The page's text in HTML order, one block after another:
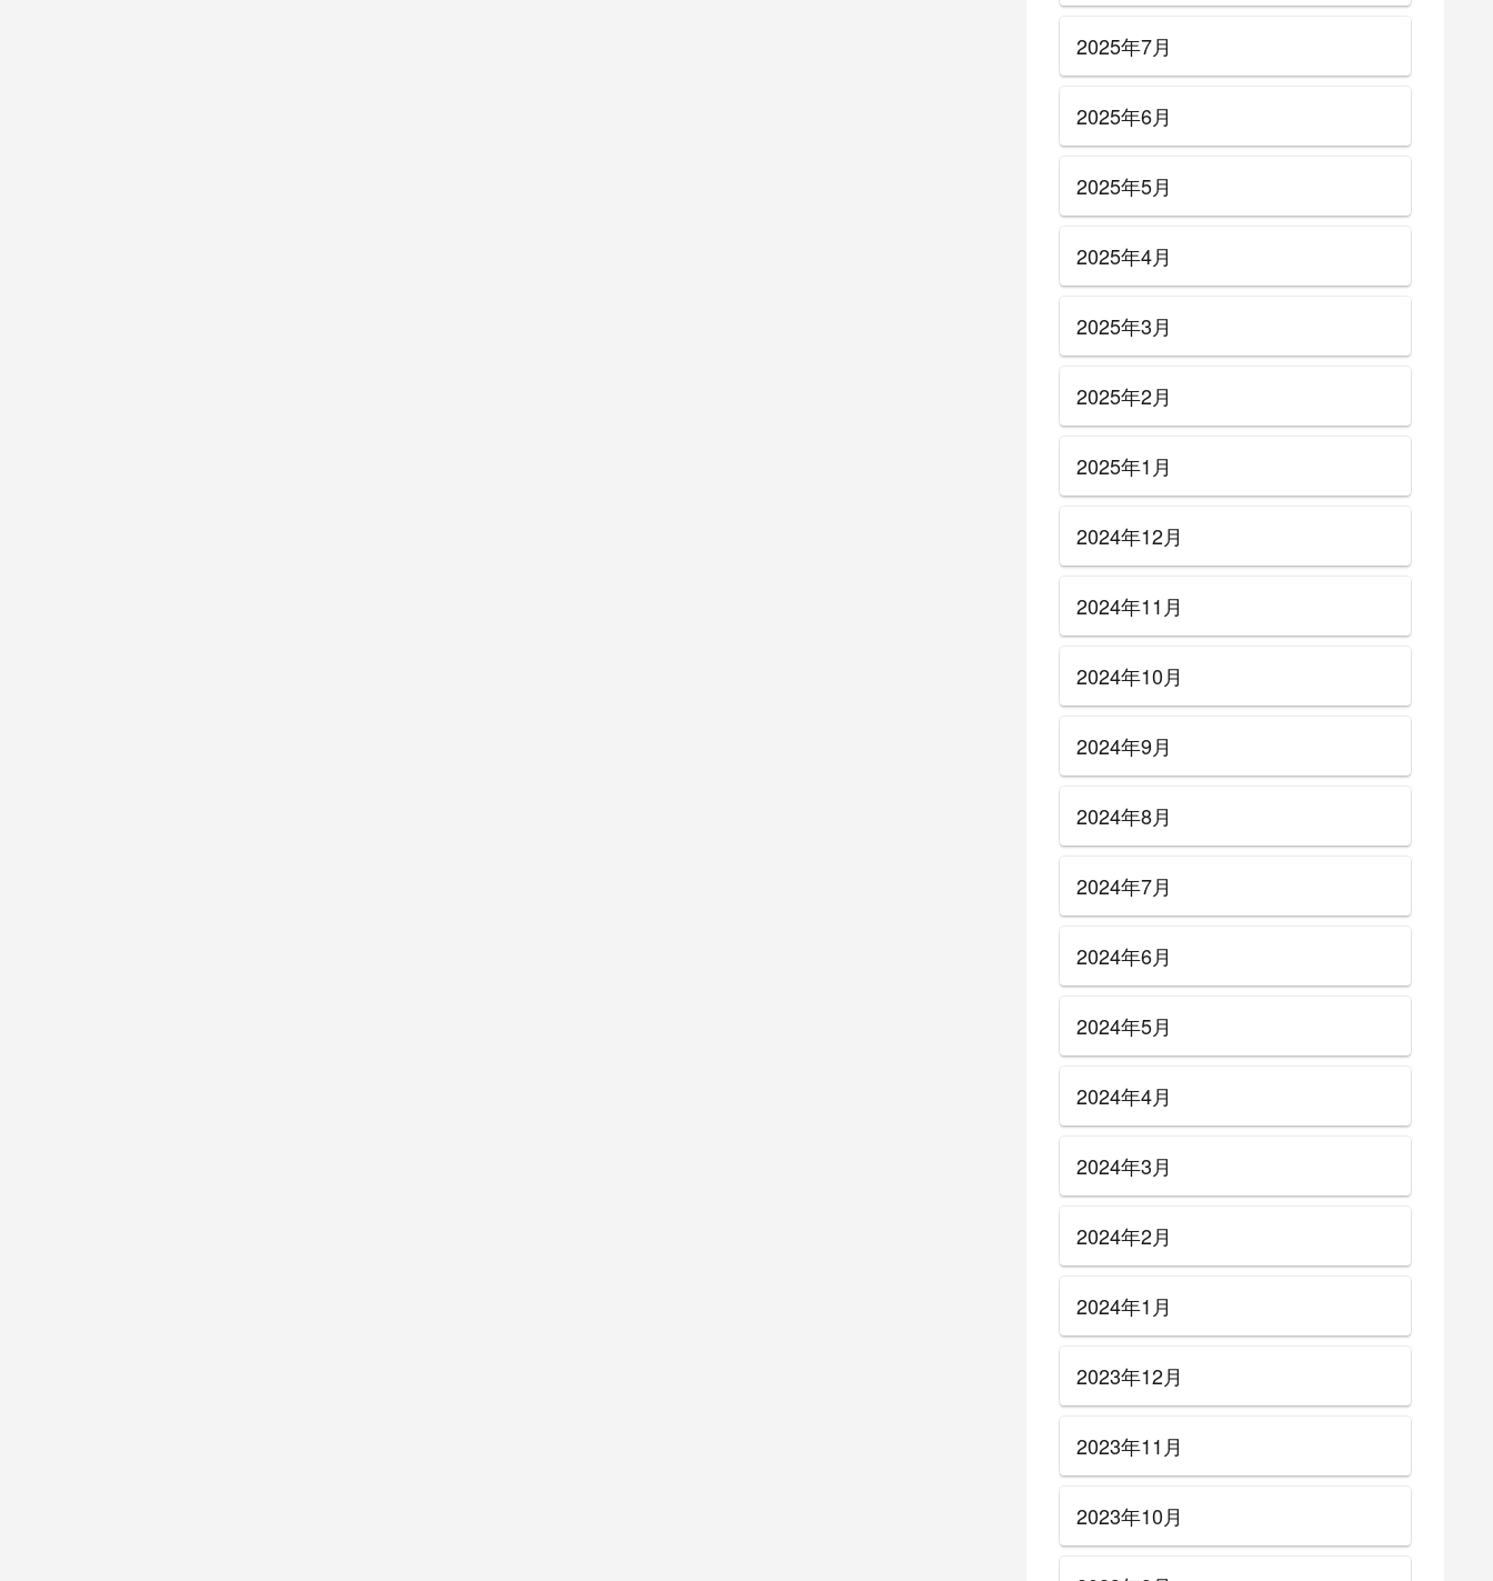
2025年7月
2025年6月
2025年5月
2025年4月
2025年3月
2025年2月
2025年1月
2024年12月
2024年11月
2024年10月
2024年9月
2024年8月
2024年7月
2024年6月
2024年5月
2024年4月
2024年3月
2024年2月
2024年1月
2023年12月
2023年11月
2023年10月